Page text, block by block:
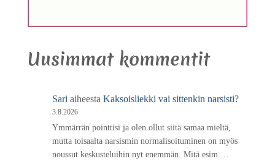
Uusimmat kommentit
Sari aiheesta Kaksoisliekki vai sittenkin narsisti?
3.8.2026
Ymmärrän pointtisi ja olen ollut siitä samaa mieltä,
mutta toisaalta narsismin normalisoituminen on myös
noussut keskusteluihin nyt enemmän. Mitä esim.…